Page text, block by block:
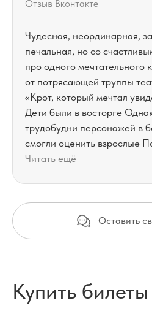
Отзыв Вконтакте
Чудесная, неординарная,
печальная, но со
про одного мечтательного
от потрясающей труппы
«Крот, который мечтал
Дети были в восторге
трудобудни персонажей в
смогли оценить взрослые
которая будет интересна и
Читать ещё
Оставить
Купить билеты